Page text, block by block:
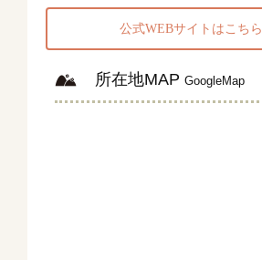
公式WEBサイトはこちら
所在地MAP GoogleMap